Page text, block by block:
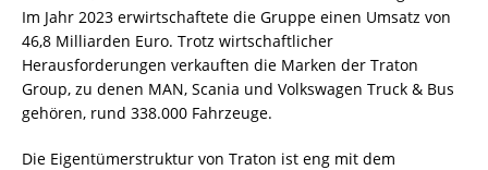
Im Jahr 2023 erwirtschaftete die Gruppe einen Umsatz von
46,8 Milliarden Euro. Trotz wirtschaftlicher
Herausforderungen verkauften die Marken der Traton
Group, zu denen MAN, Scania und Volkswagen Truck & Bus
gehören, rund 338.000 Fahrzeuge.
Die Eigentümerstruktur von Traton ist eng mit dem